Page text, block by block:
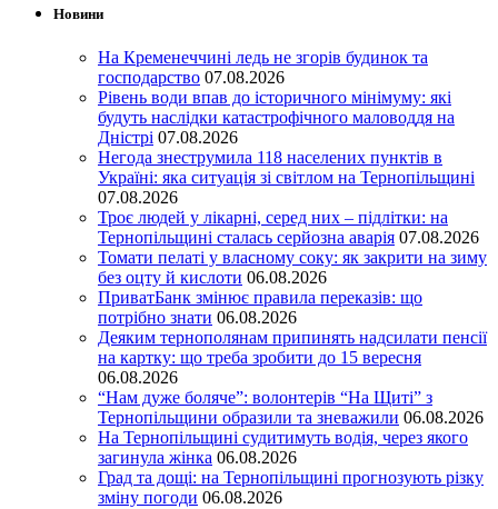
Новини
На Кременеччині ледь не згорів будинок та
господарство 07.08.2026
Рівень води впав до історичного мінімуму: які
будуть наслідки катастрофічного маловоддя на
Дністрі 07.08.2026
Негода знеструмила 118 населених пунктів в
Україні: яка ситуація зі світлом на Тернопільщині
07.08.2026
Троє людей у лікарні, серед них – підлітки: на
Тернопільщині сталась серйозна аварія 07.08.2026
Томати пелаті у власному соку: як закрити на зиму
без оцту й кислоти 06.08.2026
ПриватБанк змінює правила переказів: що
потрібно знати 06.08.2026
Деяким тернополянам припинять надсилати пенсії
на картку: що треба зробити до 15 вересня
06.08.2026
“Нам дуже боляче”: волонтерів “На Щиті” з
Тернопільщини образили та зневажили 06.08.2026
На Тернопільщині судитимуть водія, через якого
загинула жінка 06.08.2026
Град та дощі: на Тернопільщині прогнозують різку
зміну погоди 06.08.2026